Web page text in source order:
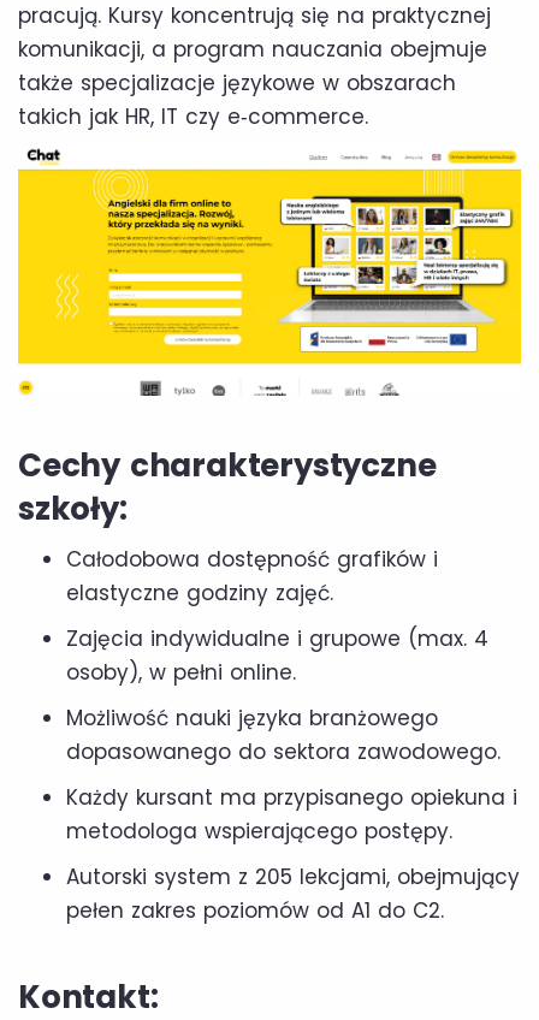
pracują. Kursy koncentrują się na praktycznej
komunikacji, a program nauczania obejmuje
także specjalizacje językowe w obszarach
takich jak HR, IT czy e‑commerce.
Cechy charakterystyczne
szkoły:
Całodobowa dostępność grafików i
elastyczne godziny zajęć.
Zajęcia indywidualne i grupowe (max. 4
osoby), w pełni online.
Możliwość nauki języka branżowego
dopasowanego do sektora zawodowego.
Każdy kursant ma przypisanego opiekuna i
metodologa wspierającego postępy.
Autorski system z 205 lekcjami, obejmujący
pełen zakres poziomów od A1 do C2.
Kontakt: